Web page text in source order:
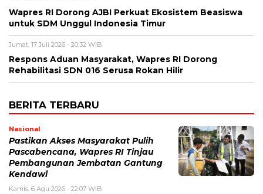
Wapres RI Dorong AJBI Perkuat Ekosistem Beasiswa
untuk SDM Unggul Indonesia Timur
Jumat, 17 Juli 2026 - 20:32 WIB
Respons Aduan Masyarakat, Wapres RI Dorong
Rehabilitasi SDN 016 Serusa Rokan Hilir
BERITA TERBARU
Nasional
Pastikan Akses Masyarakat Pulih
Pascabencana, Wapres RI Tinjau
Pembangunan Jembatan Gantung
Kendawi
Kamis, 6 Agu 2026 - 22:07 WIB